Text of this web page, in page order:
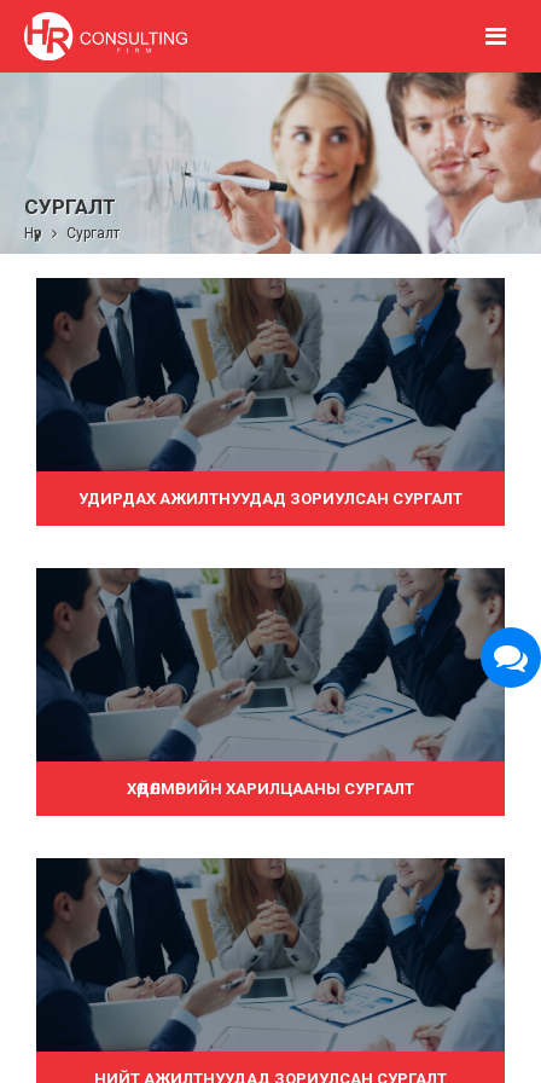
СУРГАЛТ
Нүүр Сургалт
УДИРДАХ АЖИЛТНУУДАД ЗОРИУЛСАН СУРГАЛТ
ХӨДӨЛМӨРИЙН ХАРИЛЦААНЫ СУРГАЛТ
НИЙТ АЖИЛТНУУДАД ЗОРИУЛСАН СУРГАЛТ